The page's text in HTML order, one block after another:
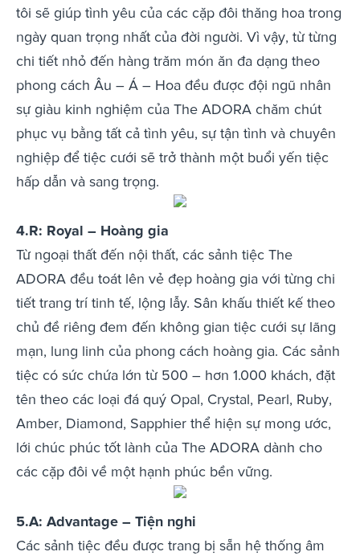
tôi sẽ giúp tình yêu của các cặp đôi thăng hoa trong
ngày quan trọng nhất của đời người. Vì vậy, từ từng
chi tiết nhỏ đến hàng trăm món ăn đa dạng theo
phong cách Âu – Á – Hoa đều được đội ngũ nhân
sự giàu kinh nghiệm của The ADORA chăm chút
phục vụ bằng tất cả tình yêu, sự tận tình và chuyên
nghiệp để tiệc cưới sẽ trở thành một buổi yến tiệc
hấp dẫn và sang trọng.
4.R: Royal – Hoàng gia
Từ ngoại thất đến nội thất, các sảnh tiệc The
ADORA đều toát lên vẻ đẹp hoàng gia với từng chi
tiết trang trí tinh tế, lộng lẫy. Sân khấu thiết kế theo
chủ đề riêng đem đến không gian tiệc cưới sự lãng
mạn, lung linh của phong cách hoàng gia. Các sảnh
tiệc có sức chứa lớn từ 500 – hơn 1.000 khách, đặt
tên theo các loại đá quý Opal, Crystal, Pearl, Ruby,
Amber, Diamond, Sapphier thể hiện sự mong ước,
lới chúc phúc tốt lành của The ADORA dành cho
các cặp đôi về một hạnh phúc bền vững.
5.A: Advantage – Tiện nghi
Các sảnh tiệc đều được trang bị sẵn hệ thống âm